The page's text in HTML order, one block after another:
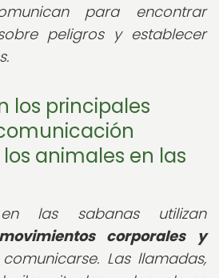
para encontrar
peligros y establecer
los principales
animales en las
las sabanas utilizan
corporales y
Las llamadas,